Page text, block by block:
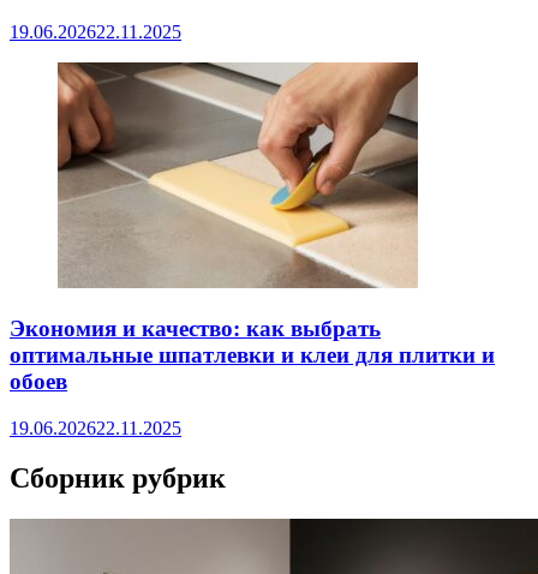
19.06.202622.11.2025
Экономия и качество: как выбрать
оптимальные шпатлевки и клеи для плитки и
обоев
19.06.202622.11.2025
Сборник рубрик